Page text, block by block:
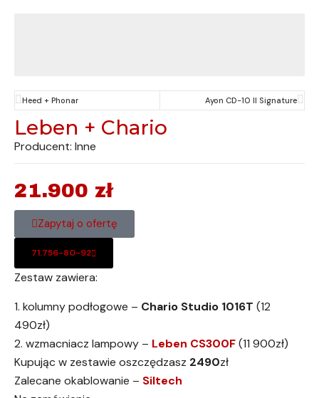
Heed + Phonar Ayon CD-10 II Signature
Leben + Chario
Producent: Inne
21.900 zł
Zapytaj o ofertę
71.756-80-92
Zestaw zawiera:
1. kolumny podłogowe – Chario Studio 1016T (12
490zł)
2. wzmacniacz lampowy – Leben CS300F(11 900zł)
Kupując w zestawie oszczędzasz 2490zł
Zalecane okablowanie – Siltech